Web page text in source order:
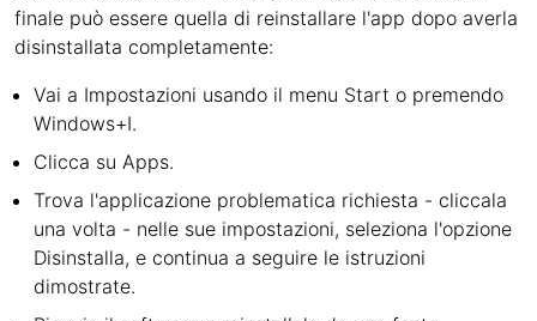
finale può essere quella di reinstallare l'app dopo averla
disinstallata completamente:
Vai a Impostazioni usando il menu Start o premendo
Windows+I.
Clicca su Apps.
Trova l'applicazione problematica richiesta - cliccala
una volta - nelle sue impostazioni, seleziona l'opzione
Disinstalla, e continua a seguire le istruzioni
dimostrate.